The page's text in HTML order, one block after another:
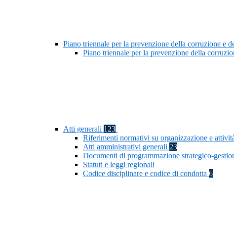
Piano triennale per la prevenzione della corruzione e
Piano triennale per la prevenzione della
Atti generali 123
Riferimenti normativi su organizzazione e
Atti amministrativi generali 23
Documenti di programmazione strategico-
Statuti e leggi regionali
Codice disciplinare e codice di condotta 6